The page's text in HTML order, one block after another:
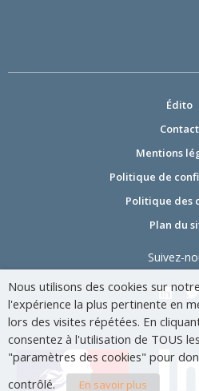
Édito
Contact
Mentions
Politique de
Politique des
Plan du
Suivez-
Nous utilisons des cookies sur
l'expérience la plus pertinente en
lors des visites répétées. En
consentez à l'utilisation de TOUS
"paramètres des cookies" pour
contrôlé.
En savoir plus